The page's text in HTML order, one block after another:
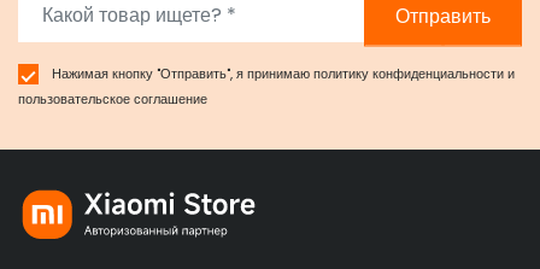
Отправить
Нажимая кнопку "Отправить", я принимаюполитику конфиденциальностии
пользовательское соглашение